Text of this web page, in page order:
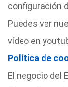
configuración
Puedes ver
vídeo en
Política de
El negocio del